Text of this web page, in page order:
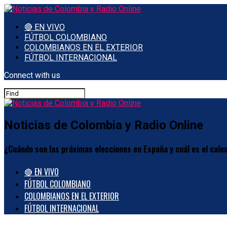
🔴 EN VIVO
FÚTBOL COLOMBIANO
COLOMBIANOS EN EL EXTERIOR
FÚTBOL INTERNACIONAL
Connect with us
Noticias de Colombia y Radio Online
¿Cuándo son las próximas elecciones en España y cuál es el
🔴 EN VIVO
FÚTBOL COLOMBIANO
COLOMBIANOS EN EL EXTERIOR
FÚTBOL INTERNACIONAL